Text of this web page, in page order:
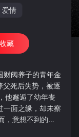
爱情
收藏
财阀养子的青年金
死后失势，被逐
他邂逅了幼年丧
一面之缘，却未察
，意想不到的考